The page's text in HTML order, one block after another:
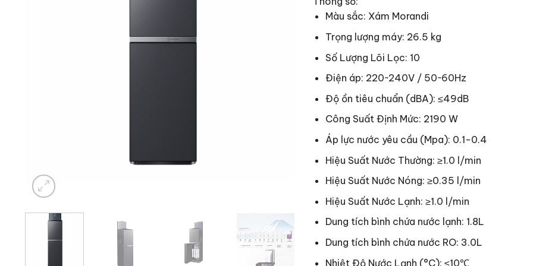
Màu sắc: Xám Morandi
Trọng lượng máy: 26.5 kg
Số Lượng Lõi Lọc: 10
Điện áp: 220~240V / 50~60Hz
Độ ồn tiêu chuẩn (dBA): ≤49dB
Công Suất Định Mức: 2190 W
Áp lực nước yêu cầu (Mpa): 0.1-0.4
Hiệu Suất Nước Thường: ≥1.0 l/min
Hiệu Suất Nước Nóng: ≥0.35 l/min
Hiệu Suất Nước Lạnh: ≥1.0 l/min
Dung tích bình chứa nước lạnh: 1.8L
Dung tích bình chứa nước RO: 3.0L
Nhiệt Độ Nước Lạnh (°C): ≤10℃